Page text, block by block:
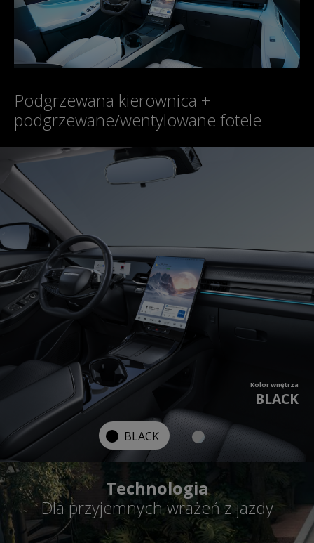
Podgrzewana kierownica +
podgrzewane/wentylowane fotele
Kolor wnętrza
BLACK
BLACK
Technologia
Dla przyjemnych wrażeń z jazdy